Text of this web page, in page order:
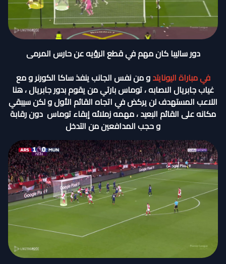
دور ساليبا كان مهم في قطع الرؤيه عن حارس المرمى
في مباراة اليونايتدو من نفس الجانب ينفذ ساكا الكورنر و مع
غياب جابريال الاصابه ، توماس بارتي من يقوم بدور جابريال ، هنا
اللاعب المستهدف لن يركض في اتجاه القائم الأول و لكن سيبقي
مكانه على القائم البعيد ، مهمه زملائه إبقاء توماس دون رقابة
و حجب المدافعين من التدخل